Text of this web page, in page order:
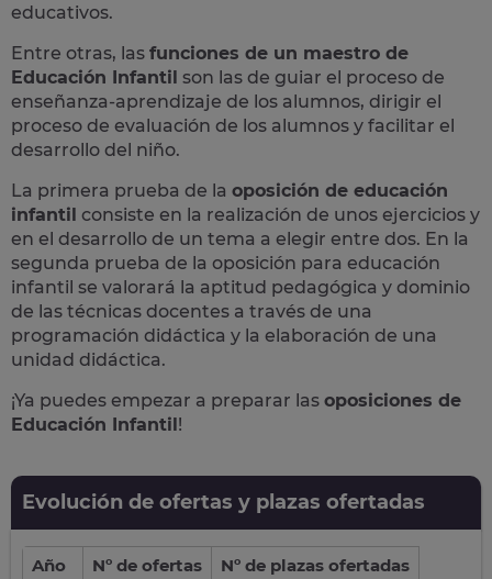
educativos.
Entre otras, las funciones de un maestro de
Educación Infantil son las de guiar el proceso de
enseñanza-aprendizaje de los alumnos, dirigir el
proceso de evaluación de los alumnos y facilitar el
desarrollo del niño.
La primera prueba de la oposición de educación
infantil consiste en la realización de unos ejercicios y
en el desarrollo de un tema a elegir entre dos. En la
segunda prueba de la oposición para educación
infantil se valorará la aptitud pedagógica y dominio
de las técnicas docentes a través de una
programación didáctica y la elaboración de una
unidad didáctica.
¡Ya puedes empezar a preparar las oposiciones de
Educación Infantil!
Evolución de ofertas y plazas ofertadas
Año Nº de ofertas
Nº de plazas ofertadas